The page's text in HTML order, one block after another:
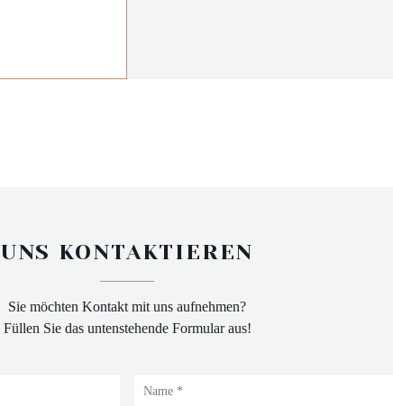
UNS KONTAKTIEREN
Sie möchten Kontakt mit uns aufnehmen?
Füllen Sie das untenstehende Formular aus!
LA TABLE DE MAX